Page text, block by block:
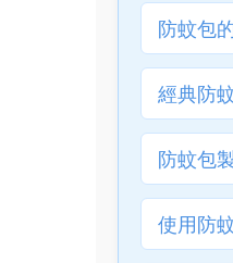
防蚊包
經典防
防蚊包
使用防